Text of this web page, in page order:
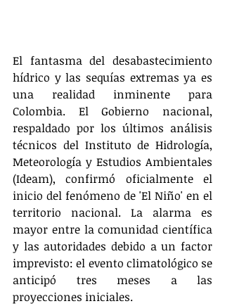
El fantasma del desabastecimiento
hídrico y las sequías extremas ya es
una realidad inminente para
Colombia. El Gobierno nacional,
respaldado por los últimos análisis
técnicos del Instituto de Hidrología,
Meteorología y Estudios Ambientales
(Ideam), confirmó oficialmente el
inicio del fenómeno de 'El Niño' en el
territorio nacional. La alarma es
mayor entre la comunidad científica
y las autoridades debido a un factor
imprevisto: el evento climatológico se
anticipó tres meses a las
proyecciones iniciales.